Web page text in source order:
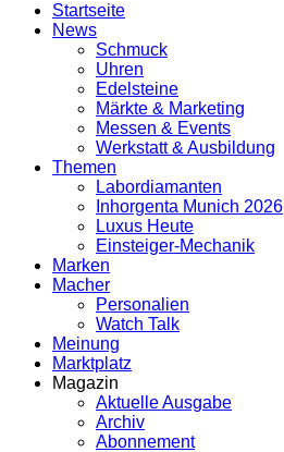
Startseite
News
Schmuck
Uhren
Edelsteine
Märkte & Marketing
Messen & Events
Werkstatt & Ausbildung
Themen
Labordiamanten
Inhorgenta Munich 2026
Luxus Heute
Einsteiger-Mechanik
Marken
Macher
Personalien
Watch Talk
Meinung
Marktplatz
Magazin
Aktuelle Ausgabe
Archiv
Abonnement